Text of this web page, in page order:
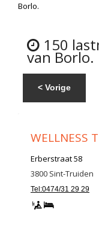
Borlo.
150
van Borlo.
< Vorige
WELLNESS
Erberstraat 58
3800 Sint-Truiden
Tel:0474/31 29 29